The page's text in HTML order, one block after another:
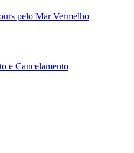
pelo Mar Vermelho
e Cancelamento